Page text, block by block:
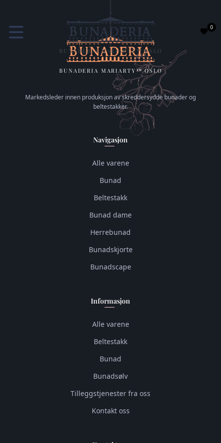
BUNADERIA MARIARTY™ OSLO
0
BUNADERIA MARIARTY™ OSLO
Markedsleder innen produksjon av skreddersydde bunader og
beltestakker.
Navigasjon
Alle varene
Bunad
Beltestakk
Bunad dame
Herrebunad
Bunadskjorte
Bunadscape
Informasjon
Alle varene
Beltestakk
Bunad
Bunadsølv
Tilleggstjenester fra oss
Kontakt oss